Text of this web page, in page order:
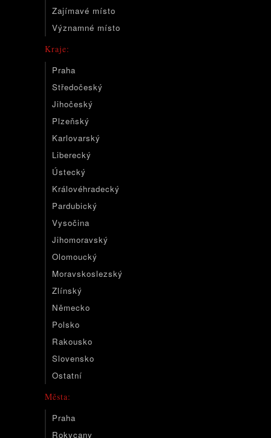
Zajímavé místo
Významné místo
Kraje:
Praha
Středočeský
Jihočeský
Plzeňský
Karlovarský
Liberecký
Ústecký
Královéhradecký
Pardubický
Vysočina
Jihomoravský
Olomoucký
Moravskoslezský
Zlínský
Německo
Polsko
Rakousko
Slovensko
Ostatní
Města:
Praha
Rokycany